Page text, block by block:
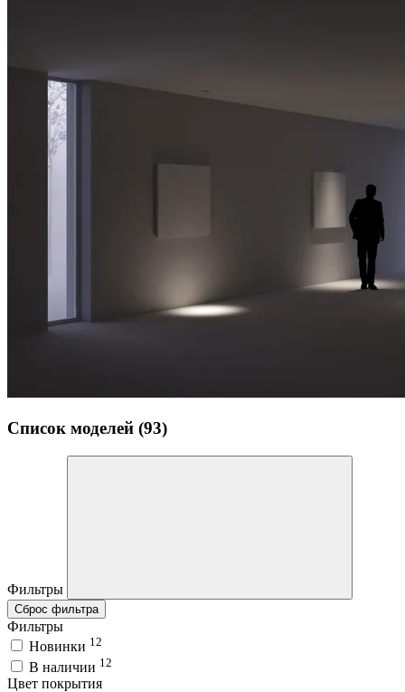
Список моделей (93)
Фильтры
Сброс фильтра
Фильтры
Новинки 12
В наличии 12
Цвет покрытия